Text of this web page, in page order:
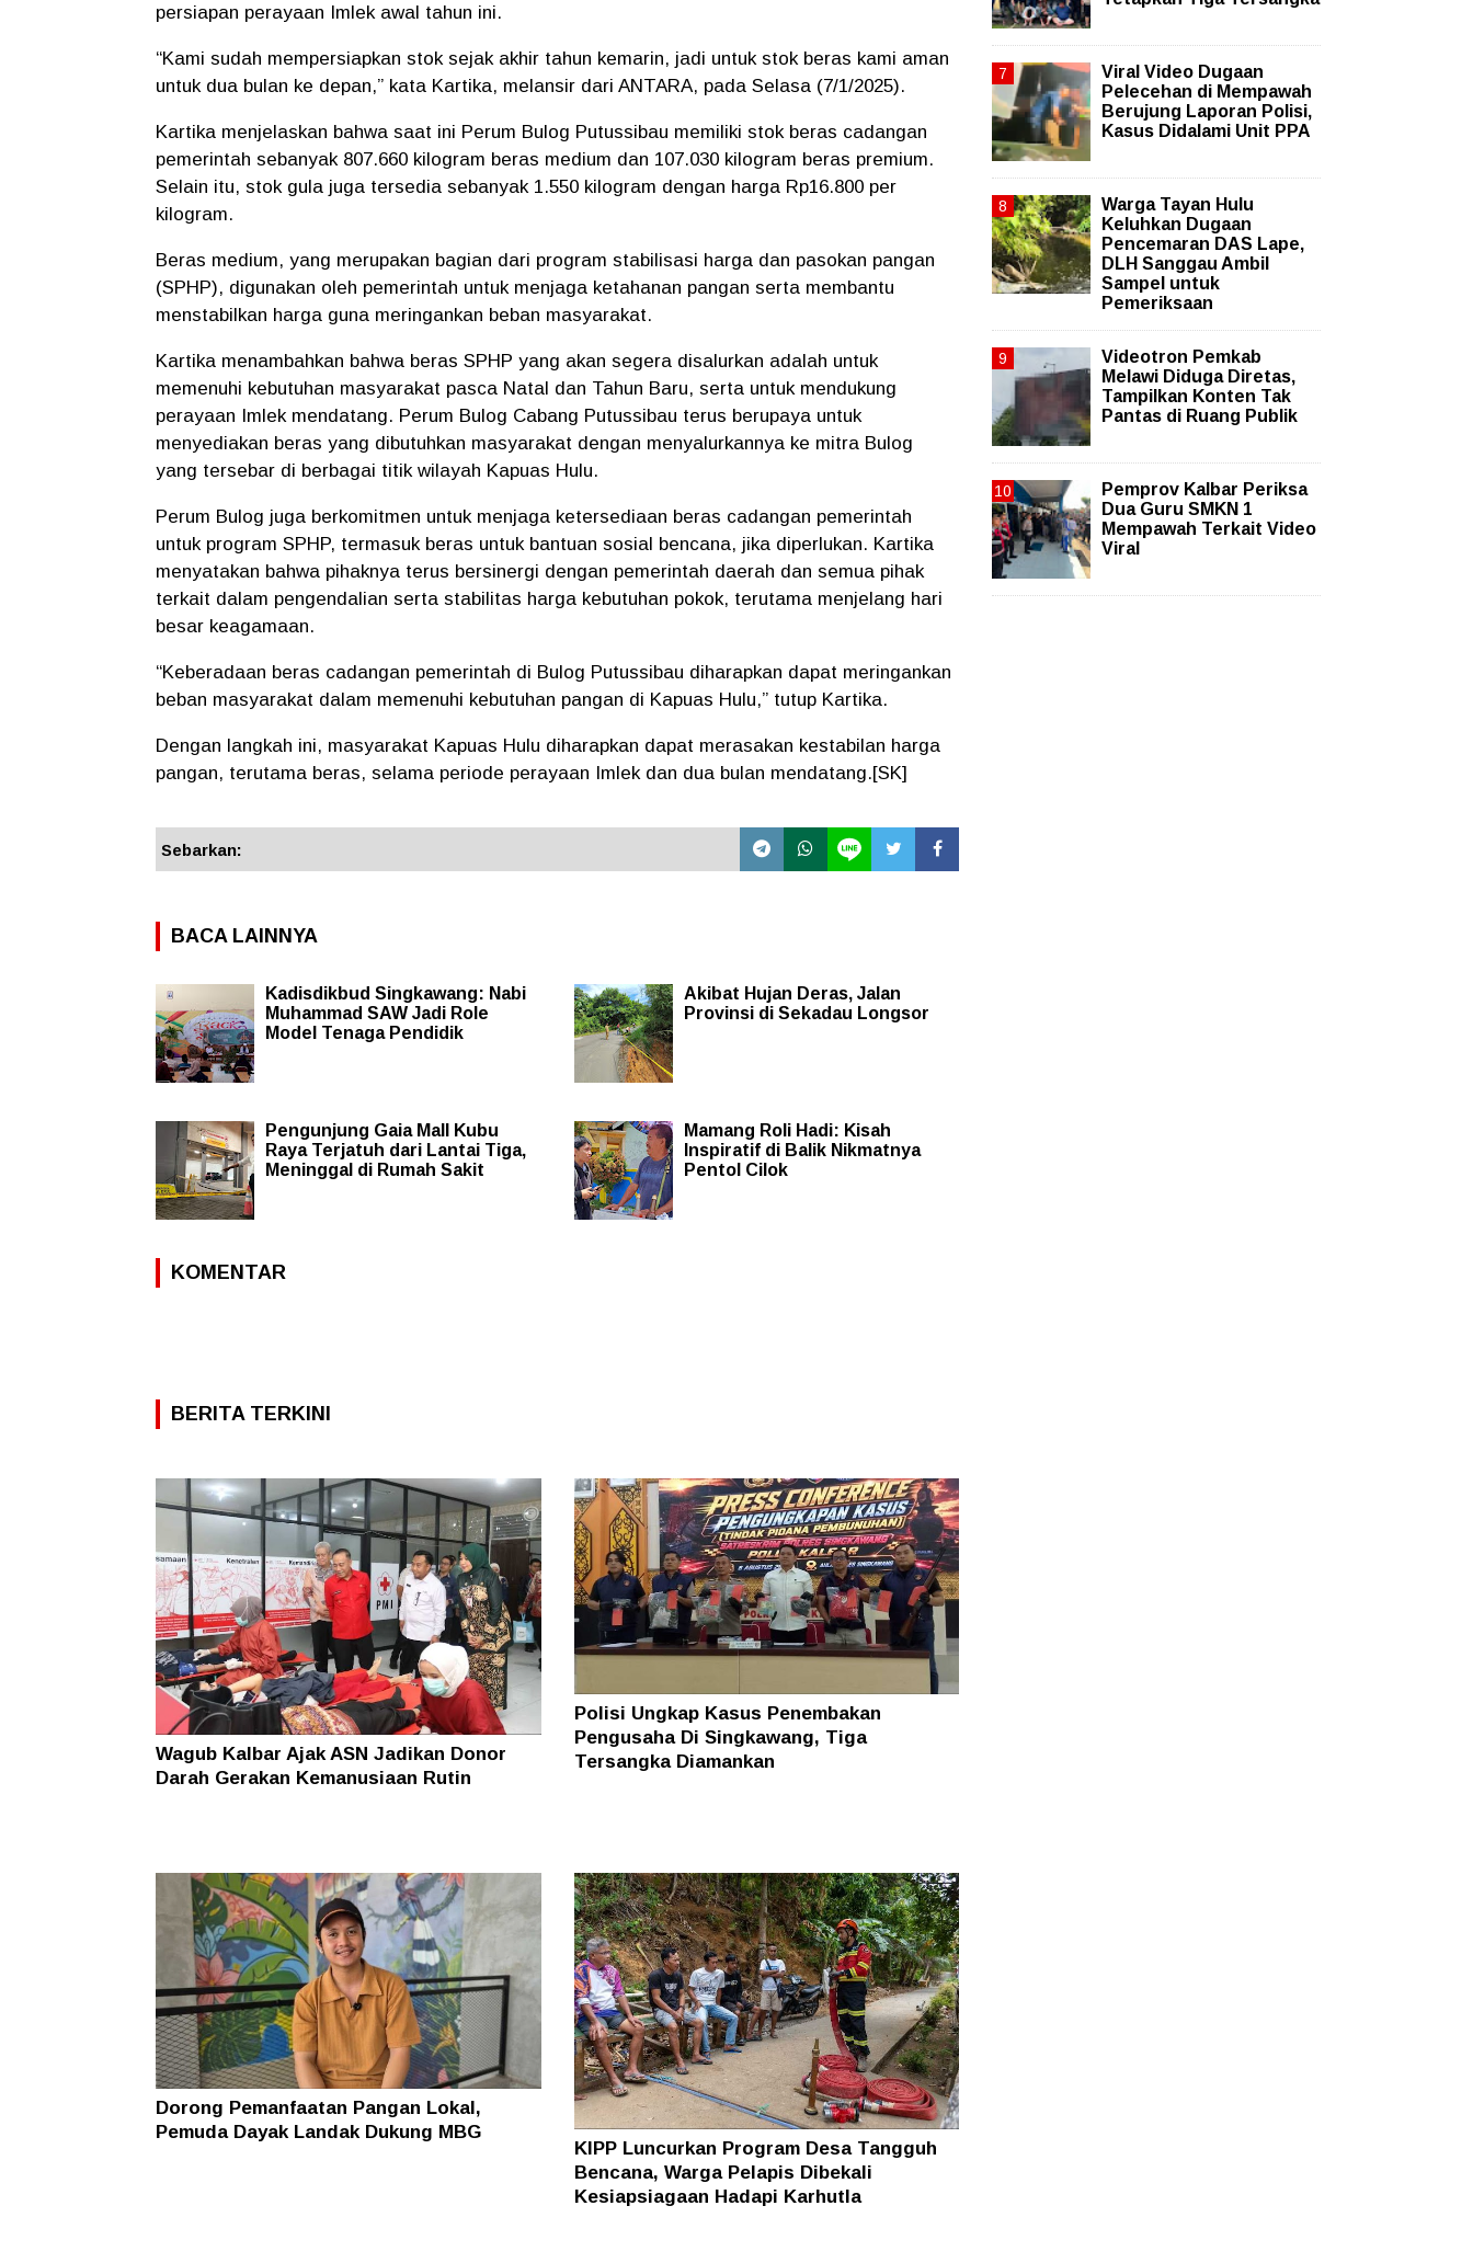
persiapan perayaan Imlek awal tahun ini.
“Kami sudah mempersiapkan stok sejak akhir tahun kemarin, jadi untuk stok beras kami aman
untuk dua bulan ke depan,” kata Kartika, melansir dari ANTARA, pada Selasa (7/1/2025).
Kartika menjelaskan bahwa saat ini Perum Bulog Putussibau memiliki stok beras cadangan
pemerintah sebanyak 807.660 kilogram beras medium dan 107.030 kilogram beras premium.
Selain itu, stok gula juga tersedia sebanyak 1.550 kilogram dengan harga Rp16.800 per
kilogram.
Beras medium, yang merupakan bagian dari program stabilisasi harga dan pasokan pangan
(SPHP), digunakan oleh pemerintah untuk menjaga ketahanan pangan serta membantu
menstabilkan harga guna meringankan beban masyarakat.
Kartika menambahkan bahwa beras SPHP yang akan segera disalurkan adalah untuk
memenuhi kebutuhan masyarakat pasca Natal dan Tahun Baru, serta untuk mendukung
perayaan Imlek mendatang. Perum Bulog Cabang Putussibau terus berupaya untuk
menyediakan beras yang dibutuhkan masyarakat dengan menyalurkannya ke mitra Bulog
yang tersebar di berbagai titik wilayah Kapuas Hulu.
Perum Bulog juga berkomitmen untuk menjaga ketersediaan beras cadangan pemerintah
untuk program SPHP, termasuk beras untuk bantuan sosial bencana, jika diperlukan. Kartika
menyatakan bahwa pihaknya terus bersinergi dengan pemerintah daerah dan semua pihak
terkait dalam pengendalian serta stabilitas harga kebutuhan pokok, terutama menjelang hari
besar keagamaan.
“Keberadaan beras cadangan pemerintah di Bulog Putussibau diharapkan dapat meringankan
beban masyarakat dalam memenuhi kebutuhan pangan di Kapuas Hulu,” tutup Kartika.
Dengan langkah ini, masyarakat Kapuas Hulu diharapkan dapat merasakan kestabilan harga
pangan, terutama beras, selama periode perayaan Imlek dan dua bulan mendatang.[SK]
Sebarkan:
BACA LAINNYA
Kadisdikbud Singkawang: Nabi
Muhammad SAW Jadi Role
Model Tenaga Pendidik
Akibat Hujan Deras, Jalan
Provinsi di Sekadau Longsor
Pengunjung Gaia Mall Kubu
Raya Terjatuh dari Lantai Tiga,
Meninggal di Rumah Sakit
Mamang Roli Hadi: Kisah
Inspiratif di Balik Nikmatnya
Pentol Cilok
KOMENTAR
BERITA TERKINI
Wagub Kalbar Ajak ASN Jadikan Donor
Darah Gerakan Kemanusiaan Rutin
Polisi Ungkap Kasus Penembakan
Pengusaha Di Singkawang, Tiga
Tersangka Diamankan
Dorong Pemanfaatan Pangan Lokal,
Pemuda Dayak Landak Dukung MBG
KIPP Luncurkan Program Desa Tangguh
Bencana, Warga Pelapis Dibekali
Kesiapsiagaan Hadapi Karhutla
Viral Video Dugaan
Pelecehan di Mempawah
Berujung Laporan Polisi,
Kasus Didalami Unit PPA
Warga Tayan Hulu
Keluhkan Dugaan
Pencemaran DAS Lape,
DLH Sanggau Ambil
Sampel untuk
Pemeriksaan
Videotron Pemkab
Melawi Diduga Diretas,
Tampilkan Konten Tak
Pantas di Ruang Publik
Pemprov Kalbar Periksa
Dua Guru SMKN 1
Mempawah Terkait Video
Viral